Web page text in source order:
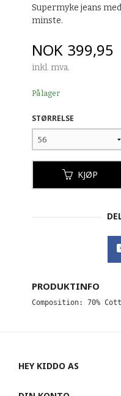
Supermyke jeans
minste.
Pris
NOK 399,95
inkl. mva.
På lager
STØRRELSE
KJØP
PRODUKTINFO
Composition: 70%
HEY KIDDO AS